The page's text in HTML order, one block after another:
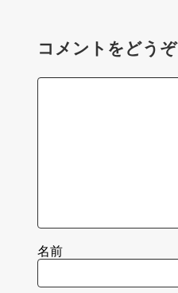
コメントをどうぞ
名前